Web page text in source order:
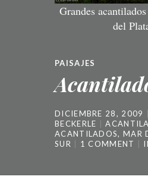
Grandes
del
PAISAJES
DICIEMBRE 28, 2009
BECKERLE
ACANTILADOS, MAR
SUR
1 COMMENT